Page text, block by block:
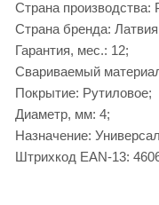
Страна производства:
Страна бренда:
Гарантия, мес.: 12;
Свариваемый
Покрытие: Рутиловое;
Диаметр, мм: 4;
Назначение:
Штрихкод EAN-13: